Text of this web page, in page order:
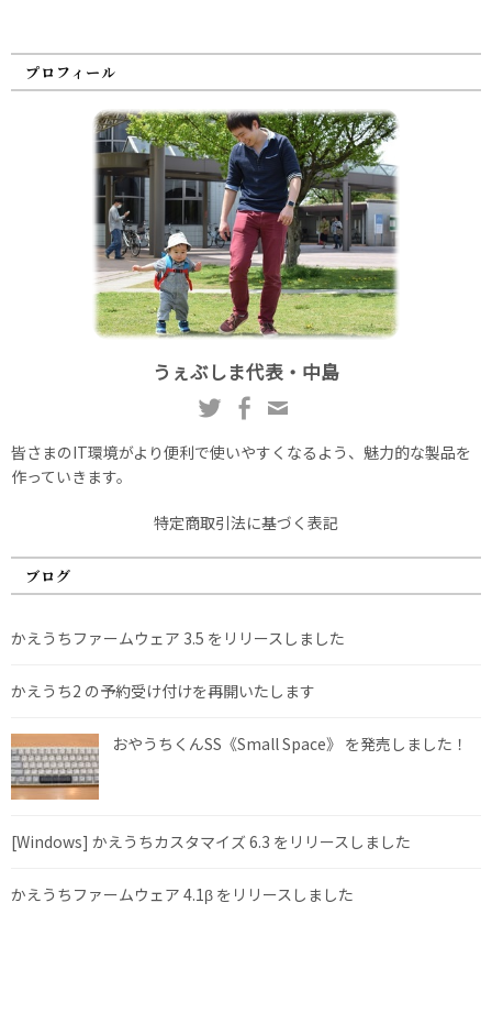
プロフィール
うぇぶしま代表・中島
皆さまのIT環境がより便利で使いやすくなるよう、魅力的な製品を
作っていきます。
特定商取引法に基づく表記
ブログ
かえうちファームウェア 3.5 をリリースしました
かえうち2 の予約受け付けを再開いたします
おやうちくんSS《Small Space》 を発売しました！
[Windows] かえうちカスタマイズ 6.3 をリリースしました
かえうちファームウェア 4.1β をリリースしました